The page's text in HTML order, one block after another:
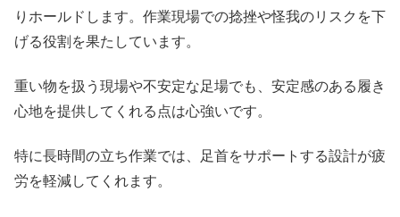
りホールドします。作業現場での捻挫や怪我のリスクを下
げる役割を果たしています。
重い物を扱う現場や不安定な足場でも、安定感のある履き
心地を提供してくれる点は心強いです。
特に長時間の立ち作業では、足首をサポートする設計が疲
労を軽減してくれます。